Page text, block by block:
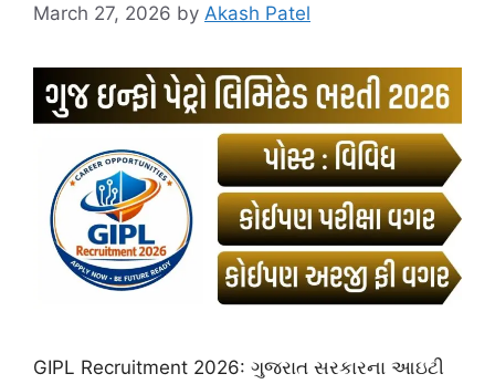
March 27, 2026 by Akash Patel
GIPL Recruitment 2026: ગુજરાત સરકારના આઇટી